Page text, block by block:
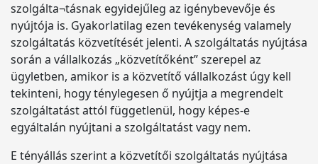
szolgálta¬tásnak egyidejűleg az igénybevevője és
nyújtója is. Gyakorlatilag ezen tevékenység valamely
szolgáltatás közvetítését jelenti. A szolgáltatás nyújtása
során a vállalkozás „közvetítőként” szerepel az
ügyletben, amikor is a közvetítő vállalkozást úgy kell
tekinteni, hogy ténylegesen ő nyújtja a megrendelt
szolgáltatást attól függetlenül, hogy képes-e
egyáltalán nyújtani a szolgáltatást vagy nem.
E tényállás szerint a közvetítői szolgáltatás nyújtása